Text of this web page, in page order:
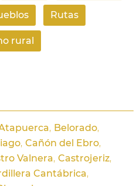
Rutas
rural
Belorado
Cañón del Ebro
Valnera Castrojeriz
Cantábrica